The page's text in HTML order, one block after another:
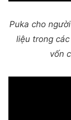
Puka cho
liệu trong
vốn